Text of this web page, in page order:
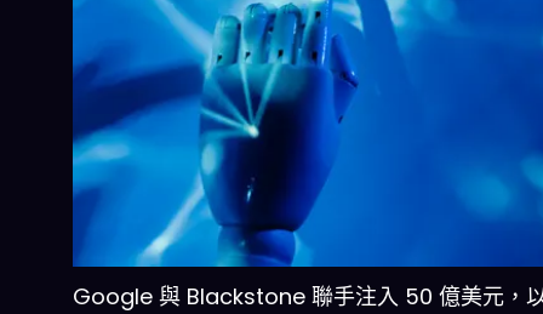
Google 與 Blackstone 聯手注入 50 億美元，